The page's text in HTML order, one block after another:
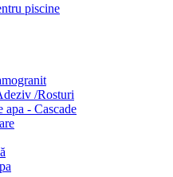
piscine
/Rosturi
- Cascade